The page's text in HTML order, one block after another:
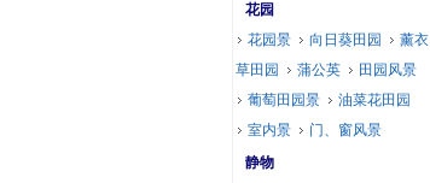
花园
花园景
向日葵田园
薰衣
草田园
蒲公英
田园风景
葡萄田园景
油菜花田园
室内景
门、窗风景
静物